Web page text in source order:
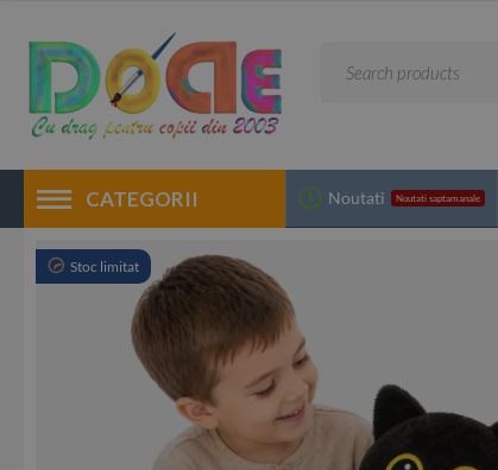
CATEGORII Noutati Noutati saptamanale
Stoc limitat